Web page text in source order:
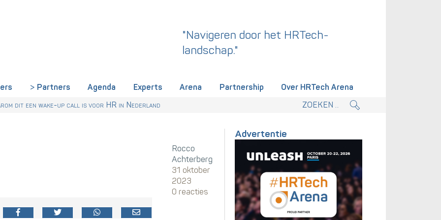
"Navigeren door het HRTech-
landschap."
Partners Agenda Experts Arena Partnership
Over HRTech Arena
kabinet. Skills-gerichte arbeidsmarkt onderdeel actieplan.
nu al regelen
een gemeenschappelijke skillstaal nodig heeft
dit een wake-up call is voor HR in Nederland
Rocco
Achterberg
31 oktober
2023
0 reacties
Advertentie